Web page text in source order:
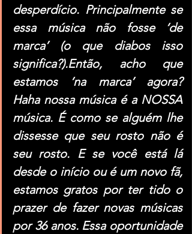
desperdício. Principalmente se
essa música não fosse ‘de
marca’ (o que diabos isso
significa?).Então, acho que
estamos ‘na marca’ agora?
Haha nossa música é a NOSSA
música. É como se alguém lhe
dissesse que seu rosto não é
seu rosto. E se você está lá
desde o início ou é um novo fã,
estamos gratos por ter tido o
prazer de fazer novas músicas
por 36 anos. Essa oportunidade